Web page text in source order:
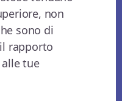
non
sono di
rapporto
tue